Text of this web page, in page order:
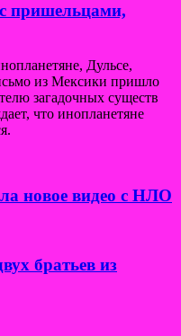
пришельцами,
Дульсе,
из Мексики пришло
загадочных существ
что инопланетяне
новое видео с НЛО
братьев из